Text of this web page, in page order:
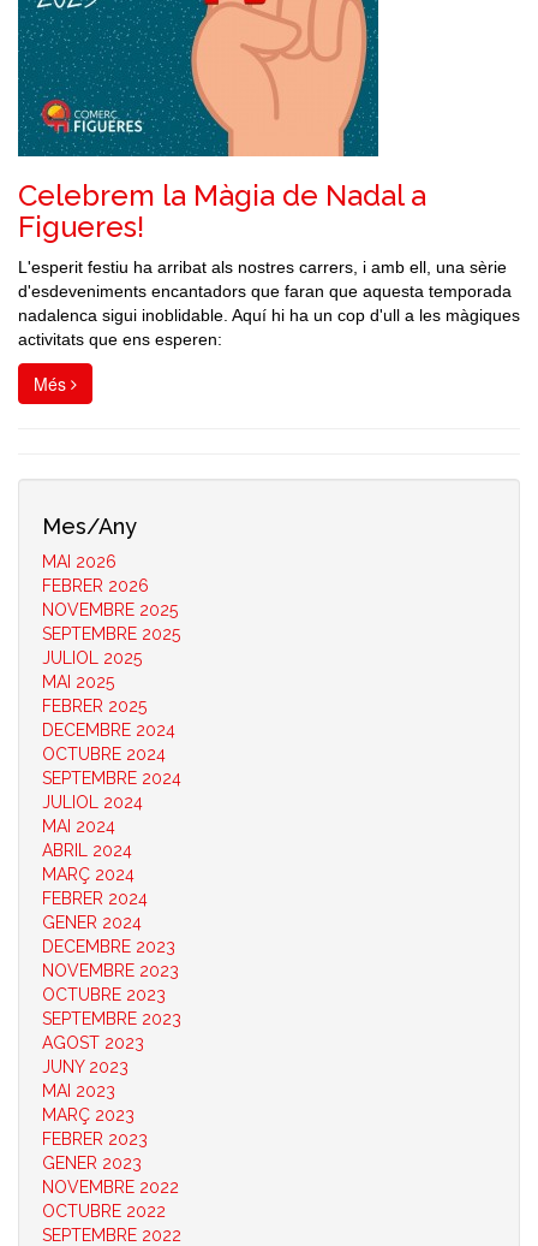
Celebrem la Màgia de Nadal a
Figueres!
L'esperit festiu ha arribat als nostres carrers, i amb ell, una sèrie
d'esdeveniments encantadors que faran que aquesta temporada
nadalenca sigui inoblidable. Aquí hi ha un cop d'ull a les màgiques
activitats que ens esperen:
Més
Mes/Any
MAI 2026
FEBRER 2026
NOVEMBRE 2025
SEPTEMBRE 2025
JULIOL 2025
MAI 2025
FEBRER 2025
DECEMBRE 2024
OCTUBRE 2024
SEPTEMBRE 2024
JULIOL 2024
MAI 2024
ABRIL 2024
MARÇ 2024
FEBRER 2024
GENER 2024
DECEMBRE 2023
NOVEMBRE 2023
OCTUBRE 2023
SEPTEMBRE 2023
AGOST 2023
JUNY 2023
MAI 2023
MARÇ 2023
FEBRER 2023
GENER 2023
NOVEMBRE 2022
OCTUBRE 2022
SEPTEMBRE 2022